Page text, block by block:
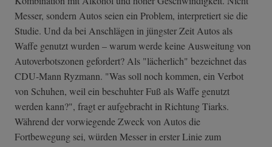
Messer, sondern Autos seien ein Problem, interpretiert sie die
Studie. Und da bei Anschlägen in jüngster Zeit Autos als
Waffe genutzt wurden – warum werde keine Ausweitung von
Autoverbotszonen gefordert? Als "lächerlich" bezeichnet das
CDU-Mann Ryzmann. "Was soll noch kommen, ein Verbot
von Schuhen, weil ein beschuhter Fuß als Waffe genutzt
werden kann?", fragt er aufgebracht in Richtung Tiarks.
Während der vorwiegende Zweck von Autos die
Fortbewegung sei, würden Messer in erster Linie zum